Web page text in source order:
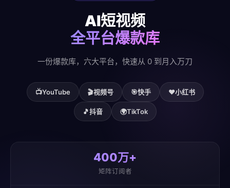
AI短视频
全平台爆款库
一份爆款库，六大平台，快速从 0 到月入万刀
📺YouTube 🎬视频号 🎯快手 ❤️小红书
🎵抖音 🌍TikTok
400万+
矩阵订阅者